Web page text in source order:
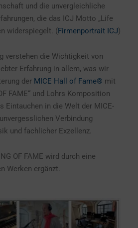
und die unvergleichliche
die das ICJ Motto „Life
widerspiegelt. (Firmenportrait ICJ)
verstehen die Wichtigkeit von
Erfahrung in allem, was wir
der MICE Hall of Fame® mit
FAME“ und Lohrs Komposition
Eintauchen in die Welt der MICE-
Verbindung
und fachlicher Exzellenz.
OF FAME wird durch eine
Werken ergänzt.